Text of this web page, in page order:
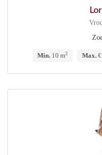
Min. 10 m2 Max.